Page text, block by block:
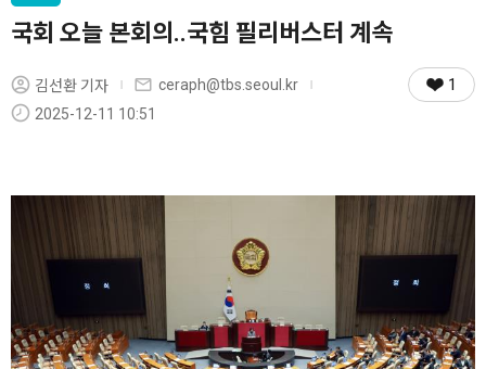
국회 오늘 본회의..국힘 필리버스터 계속
김선환 기자
ceraph@tbs.seoul.kr
2025-12-11 10:51
1